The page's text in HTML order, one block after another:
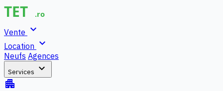
Vente expand_more
Location expand_more
Neufs Agences
Services expand_more
apartment